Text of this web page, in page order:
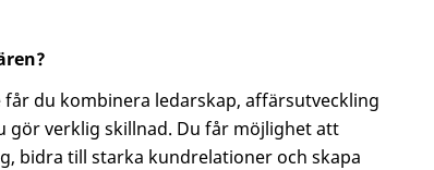
får du kombinera ledarskap, affärsutveckling
gör verklig skillnad. Du får möjlighet att
bidra till starka kundrelationer och skapa